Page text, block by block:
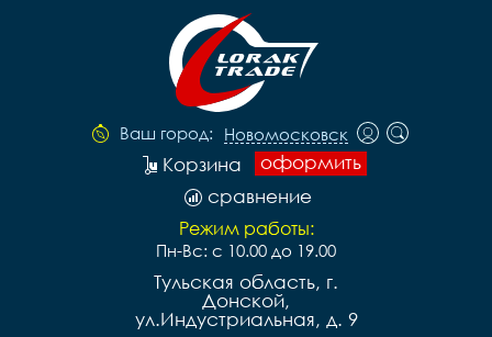
Ваш город: Новомосковск
оформить
Корзина
сравнение
Режим работы:
Пн-Вс: с 10.00 до 19.00
Тульская область, г.
Донской,
ул.Индустриальная, д. 9